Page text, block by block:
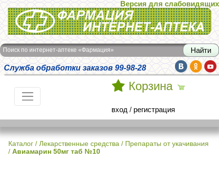
Интернет-аптека Фармация
Версия для слабовидящих
Поиск по интернет-аптеке «Фармация»
Служба обработки заказов 99-98-28
Корзина
вход / регистрация
Каталог / Лекарственные средства / Препараты от укачивания
/ Авиамарин 50мг таб №10